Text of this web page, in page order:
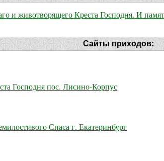
и животворящего Креста Господня. И
Сайты приходов:
Господня пос. Лисино-Корпус
Спаса г. Екатеринбург